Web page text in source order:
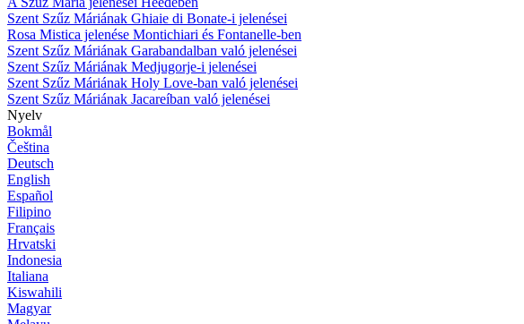
Szent Szűz Máriának Ghiaie di Bonate-i jelenései
Rosa Mistica jelenése Montichiari és Fontanelle-ben
Szent Szűz Máriának Garabandalban való jelenései
Szent Szűz Máriának Medjugorje-i jelenései
Szent Szűz Máriának Holy Love-ban való jelenései
Szent Szűz Máriának Jacareíban való jelenései
Nyelv
Bokmål
Čeština
Deutsch
English
Español
Filipino
Français
Hrvatski
Indonesia
Italiana
Kiswahili
Magyar